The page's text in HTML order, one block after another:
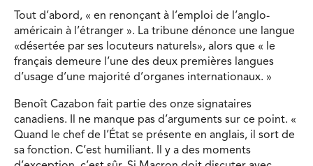
Tout d’abord, « en renonçant à l’emploi de l’anglo-
américain à l’étranger ». La tribune dénonce une langue
«désertée par ses locuteurs naturels», alors que « le
français demeure l’une des deux premières langues
d’usage d’une majorité d’organes internationaux. »
Benoît Cazabon fait partie des onze signataires
canadiens. Il ne manque pas d’arguments sur ce point. «
Quand le chef de l’État se présente en anglais, il sort de
sa fonction. C’est humiliant. Il y a des moments